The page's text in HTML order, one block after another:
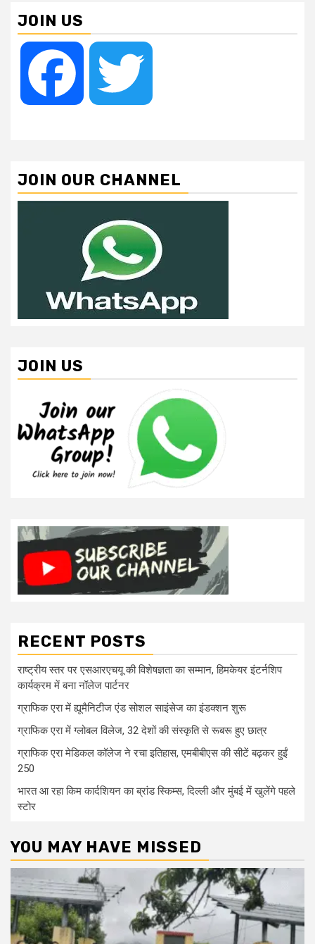
JOIN US
Facebook
JOIN OUR CHANNEL
JOIN US
RECENT POSTS
राष्ट्रीय स्तर पर एसआरएचयू की विशेषज्ञता का सम्मान, हिमकेयर इंटर्नशिप
कार्यक्रम में बना नॉलेज पार्टनर
ग्राफिक एरा में ह्यूमैनिटीज एंड सोशल साइंसेज का इंडक्शन शुरू
ग्राफिक एरा में ग्लोबल विलेज, 32 देशों की संस्कृति से रूबरू हुए छात्र
ग्राफिक एरा मेडिकल कॉलेज ने रचा इतिहास, एमबीबीएस की सीटें बढ़कर हुईं
250
भारत आ रहा किम कार्दशियन का ब्रांड स्किम्स, दिल्ली और मुंबई में खुलेंगे पहले
स्टोर
YOU MAY HAVE MISSED